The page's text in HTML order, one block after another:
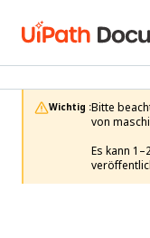
Wichtig :Bitte
von
Es kann